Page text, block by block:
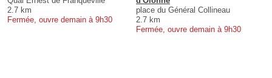
2.7 km
Fermée, ouvre demain à 9h30
place du Général Collineau
2.7 km
Fermée, ouvre demain à 9h30